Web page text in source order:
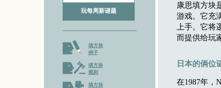
玩每周新谜题
填方块
例子
填方块
规则
填方块
康思填方块
游戏。它充
上手。它
而提供给玩
日本的俩位
在1987年，